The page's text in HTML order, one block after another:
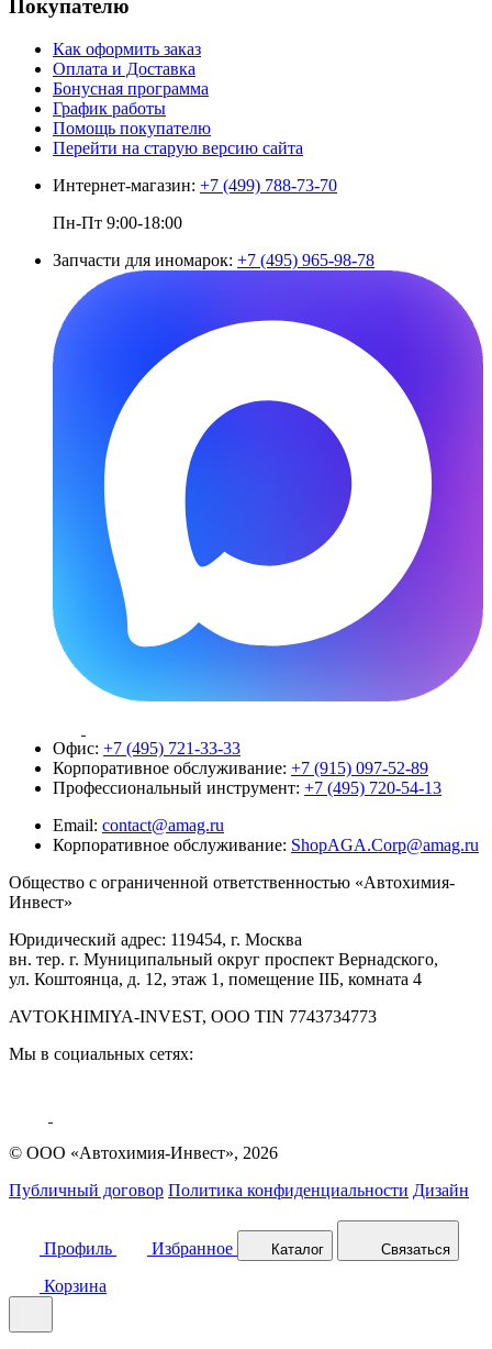
Покупателю
Как оформить заказ
Оплата и Доставка
Бонусная программа
График работы
Помощь покупателю
Перейти на старую версию сайта
Интернет-магазин: +7 (499) 788-73-70
Пн-Пт 9:00-18:00
Запчасти для иномарок: +7 (495) 965-98-78
Офис: +7 (495) 721-33-33
Корпоративное обслуживание: +7 (915) 097-52-89
Профессиональный инструмент: +7 (495) 720-54-13
Email: contact@amag.ru
Корпоративное обслуживание: ShopAGA.Corp@amag.ru
Общество с ограниченной ответственностью «Автохимия-
Инвест»
Юридический адрес: 119454, г. Москва
вн. тер. г. Муниципальный округ проспект Вернадского,
ул. Коштоянца, д. 12, этаж 1, помещение IIБ, комната 4
AVTOKHIMIYA-INVEST, OOO TIN 7743734773
Мы в социальных сетях:
© ООО «Автохимия-Инвест», 2026
Публичный договор Политика конфиденциальности Дизайн
Профиль Избранное Каталог Связаться
Корзина